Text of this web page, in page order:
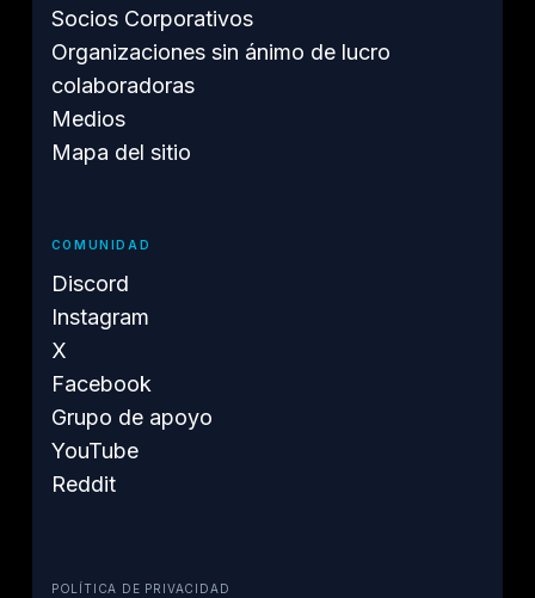
Socios Corporativos
Organizaciones sin ánimo de lucro
colaboradoras
Medios
Mapa del sitio
COMUNIDAD
Discord
Instagram
X
Facebook
Grupo de apoyo
YouTube
Reddit
POLÍTICA DE PRIVACIDAD